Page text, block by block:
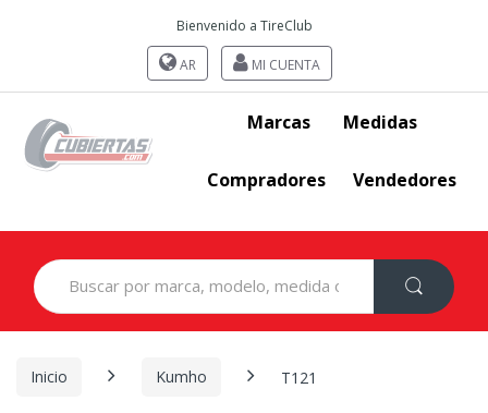
Bienvenido a TireClub
AR MI CUENTA
Marcas Medidas
Compradores Vendedores
Search
for:
Inicio Kumho T121